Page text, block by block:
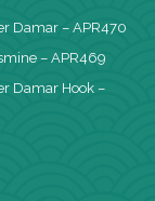
Damar – APR470
– APR469
Damar Hook –